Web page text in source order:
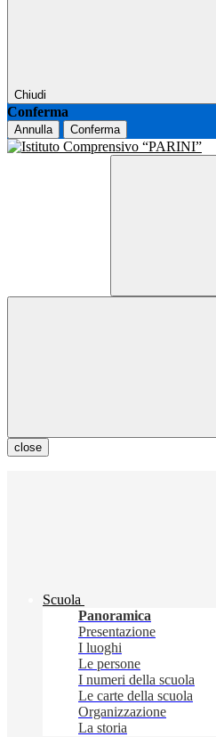
Chiudi
Conferma
Annulla Conferma
close
Scuola
Panoramica
Presentazione
I luoghi
Le persone
I numeri della scuola
Le carte della scuola
Organizzazione
La storia